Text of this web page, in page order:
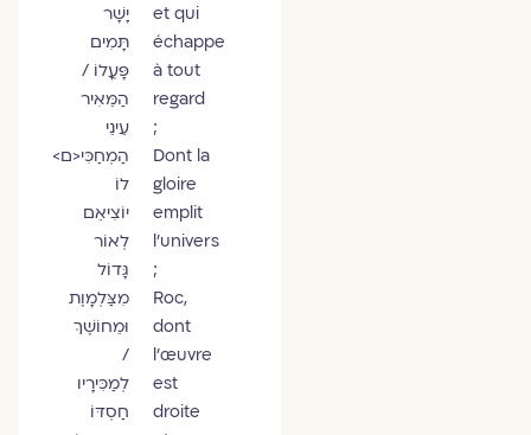
et qui
échappe
à tout
regard
Dont la
gloire
emplit
l’univers
Roc,
dont
l’œuvre
est
droite
יָשָׁר
תָּמִים
פָּעֳלוֹ /
הַמֵּאִיר
עֵינֵי
הַמְחַכִּי<ם>
לוֹ
יוֹצִיאֵם
לְאוֹר
גָּדוֹל
מִצַּלְמָוֶת
וּמֵחוֹשֶׁךְ
לְמַכִּירָיו
חַסְדּוֹ